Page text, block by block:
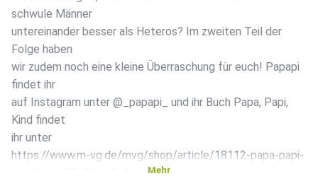
schwule Männer
untereinander besser als Heteros? Im zweiten Teil der
Folge haben
wir zudem noch eine kleine Überraschung für euch! Papapi
findet ihr
auf Instagram unter @_papapi_ und ihr Buch Papa, Papi,
Kind findet
ihr unter
https://www.m-vg.de/mvg/shop/article/18112-papa-papi-
kind/?pl=e37a0fea-9c2f-4ef1
Mehr